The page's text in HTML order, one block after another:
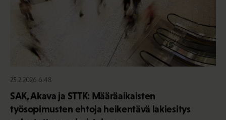
25.2.2026 6:48
SAK, Akava ja STTK: Määräaikaisten
työsopimusten ehtoja heikentävä lakiesitys